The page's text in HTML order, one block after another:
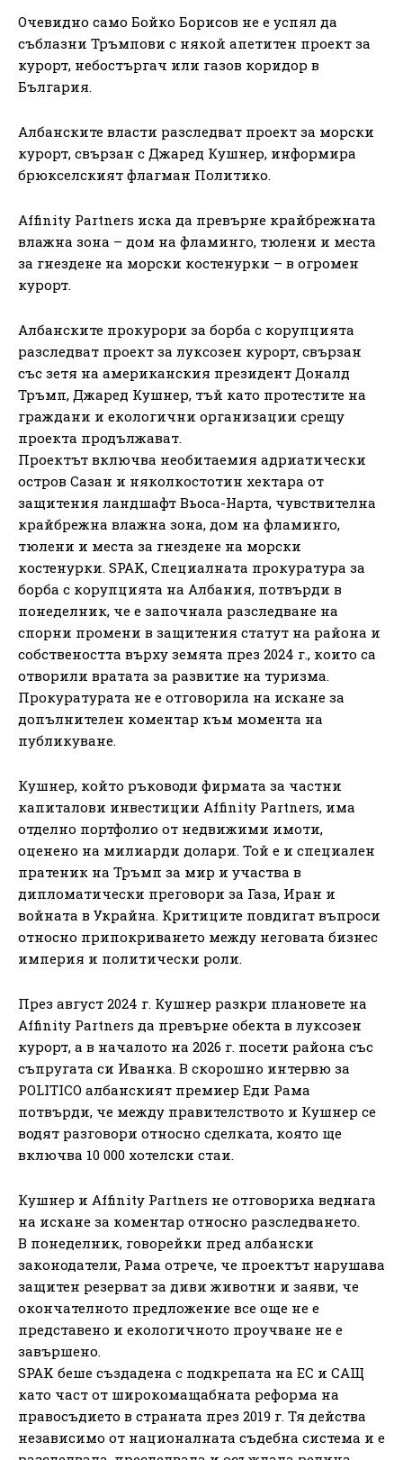
Очевидно само Бойко Борисов не е успял да
съблазни Тръмпови с някой апетитен проект за
курорт, небостъргач или газов коридор в
България.
Албанските власти разследват проект за морски
курорт, свързан с Джаред Кушнер, информира
брюкселският флагман Политико.
Affinity Partners иска да превърне крайбрежната
влажна зона – дом на фламинго, тюлени и места
за гнездене на морски костенурки – в огромен
курорт.
Албанските прокурори за борба с корупцията
разследват проект за луксозен курорт, свързан
със зетя на американския президент Доналд
Тръмп, Джаред Кушнер, тъй като протестите на
граждани и екологични организации срещу
проекта продължават.
Проектът включва необитаемия адриатически
остров Сазан и няколкостотин хектара от
защитения ландшафт Вьоса-Нарта, чувствителна
крайбрежна влажна зона, дом на фламинго,
тюлени и места за гнездене на морски
костенурки. SPAK, Специалната прокуратура за
борба с корупцията на Албания, потвърди в
понеделник, че е започнала разследване на
спорни промени в защитения статут на района и
собствеността върху земята през 2024 г., които са
отворили вратата за развитие на туризма.
Прокуратурата не е отговорила на искане за
допълнителен коментар към момента на
публикуване.
Кушнер, който ръководи фирмата за частни
капиталови инвестиции Affinity Partners, има
отделно портфолио от недвижими имоти,
оценено на милиарди долари. Той е и специален
пратеник на Тръмп за мир и участва в
дипломатически преговори за Газа, Иран и
войната в Украйна. Критиците повдигат въпроси
относно припокриването между неговата бизнес
империя и политически роли.
През август 2024 г. Кушнер разкри плановете на
Affinity Partners да превърне обекта в луксозен
курорт, а в началото на 2026 г. посети района със
съпругата си Иванка. В скорошно интервю за
POLITICO албанският премиер Еди Рама
потвърди, че между правителството и Кушнер се
водят разговори относно сделката, която ще
включва 10 000 хотелски стаи.
Кушнер и Affinity Partners не отговориха веднага
на искане за коментар относно разследването.
В понеделник, говорейки пред албански
законодатели, Рама отрече, че проектът нарушава
защитен резерват за диви животни и заяви, че
окончателното предложение все още не е
представено и екологичното проучване не е
завършено.
SPAK беше създадена с подкрепата на ЕС и САЩ
като част от широкомащабната реформа на
правосъдието в страната през 2019 г. Тя действа
независимо от националната съдебна система и е